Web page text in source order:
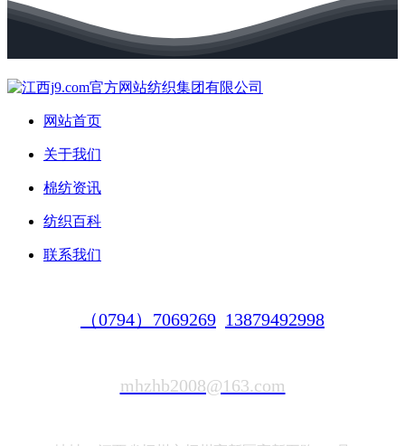
网站首页
关于我们
棉纺资讯
纺织百科
联系我们
（0794）7069269 13879492998
mhzhb2008@163.com